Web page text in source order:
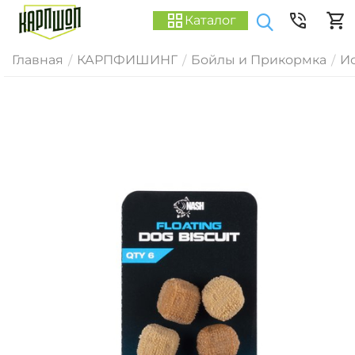
Каталог
Главная / КАРПФИШИНГ / Бойлы и Прикормка /